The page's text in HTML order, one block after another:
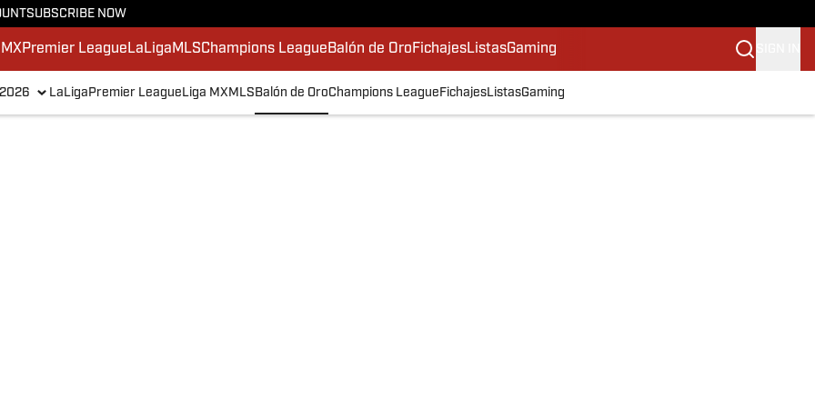
SUBSCRIBE NOW
Premier League LaLiga MLSChampions League Balón de Oro FichajesListasGaming
LaLiga Premier League Liga MX MLS Balón de OroChampions League FichajesListasGaming